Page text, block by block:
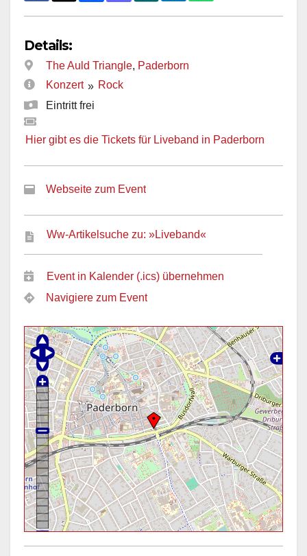
Details:
The Auld Triangle, Paderborn
Konzert » Rock
Eintritt frei
Hier gibt es die Tickets für Liveband in Paderborn
Webseite zum Event
Ww-Artikelsuche zu: »Liveband«
Event in Kalender (.ics) übernehmen
Navigiere zum Event